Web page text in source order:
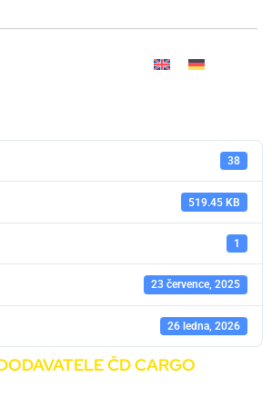
38
519.45 KB
1
23 července, 2025
26 ledna, 2026
ČD CARGO